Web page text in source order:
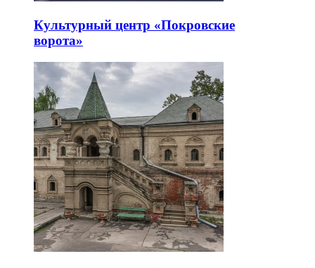
Культурный центр «Покровские
ворота»